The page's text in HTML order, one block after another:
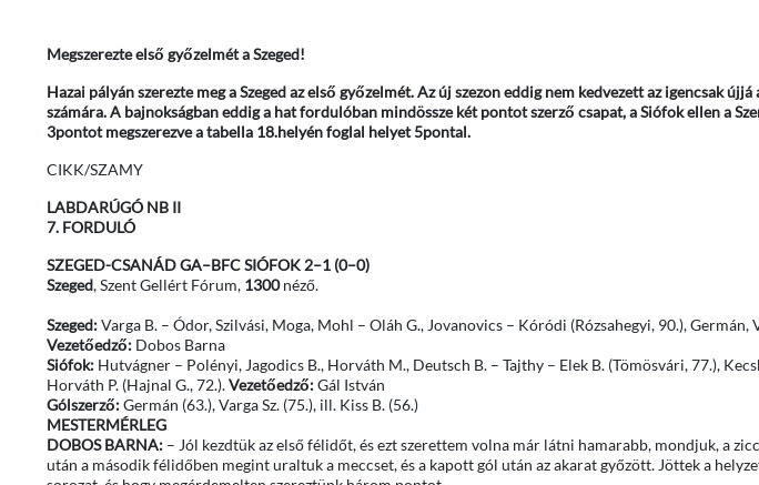
Megszerezte első győzelmét a Szeged!
Hazai pályán szerezte meg a Szeged az első győzelmét. Az új szezon eddig nem kedvezett az igencsak
számára. A bajnokságban eddig a hat fordulóban mindössze két pontot szerző csapat, a Siófok ellen a
3pontot megszerezve a tabella 18.helyén foglal helyet 5pontal.
CIKK/SZAMY
LABDARÚGÓ NB II
7. FORDULÓ
SZEGED-CSANÁD GA–BFC SIÓFOK 2–1 (0–0)
Szeged, Szent Gellért Fórum, 1300néző.
Szeged:Varga B. – Ódor, Szilvási, Moga, Mohl – Oláh G., Jovanovics – Kóródi (Rózsahegyi, 90.), Germán,
Vezetőedző:Dobos Barna
Siófok:Hutvágner – Polényi, Jagodics B., Horváth M., Deutsch B. – Tajthy – Elek B. (Tömösvári, 77.),
Horváth P. (Hajnal G., 72.).Vezetőedző:Gál István
Gólszerző:Germán (63.), Varga Sz. (75.), ill. Kiss B. (56.)
MESTERMÉRLEG
DOBOS BARNA:– Jól kezdtük az első félidőt, és ezt szerettem volna már látni hamarabb, mondjuk, a
után a második félidőben megint uraltuk a meccset, és a kapott gól után az akarat győzött. Jöttek a